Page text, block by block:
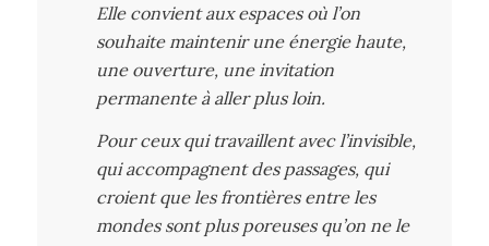
Elle convient aux espaces où l’on
souhaite maintenir une énergie haute,
une ouverture, une invitation
permanente à aller plus loin.
Pour ceux qui travaillent avec l’invisible,
qui accompagnent des passages, qui
croient que les frontières entre les
mondes sont plus poreuses qu’on ne le